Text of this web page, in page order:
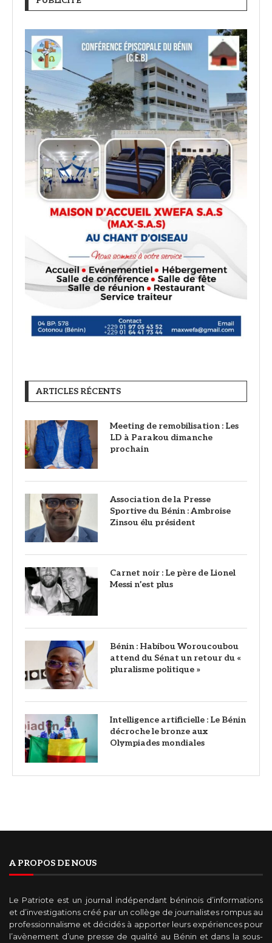
ARTICLES RÉCENTS
Meeting de remobilisation : Les
LD à Parakou dimanche
prochain
Association de la Presse
Sportive du Bénin : Ambroise
Zinsou élu président
Carnet noir : Le père de Lionel
Messi n’est plus
Bénin : Habibou Woroucoubou
attend du Sénat un retour du «
pluralisme politique »
Intelligence artificielle : Le Bénin
décroche le bronze aux
Olympiades mondiales
A PROPOS DE NOUS
Le Patriote est un journal indépendant béninois d’informations
et d’investigations créé par un collège de journalistes rompus au
professionnalisme et décidés à apporter leurs expériences pour
l’avènement d’une presse de qualité au Bénin et dans la sous-